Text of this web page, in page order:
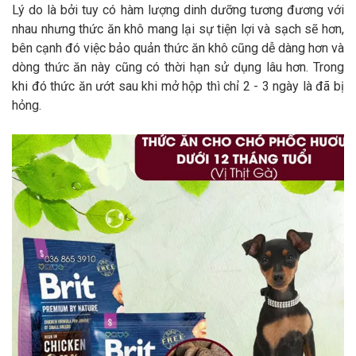
Lý do là bởi tuy có hàm lượng dinh dưỡng tương đương với
nhau nhưng thức ăn khô mang lại sự tiện lợi và sạch sẽ hơn,
bên cạnh đó việc bảo quản thức ăn khô cũng dễ dàng hơn và
dòng thức ăn này cũng có thời hạn sử dụng lâu hơn. Trong
khi đó thức ăn ướt sau khi mở hộp thì chỉ 2 - 3 ngày là đã bị
hỏng.